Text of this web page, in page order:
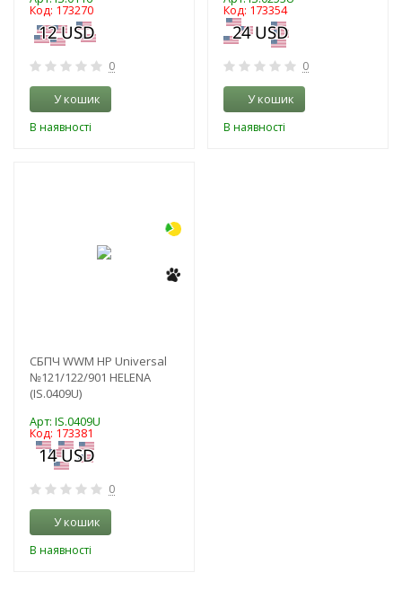
Код: 173270
0
У кошик
В наявності
Код: 173354
0
У кошик
В наявності
СБПЧ WWM HP Universal
№121/122/901 HELENA
(IS.0409U)
Арт: IS.0409U
Код: 173381
0
У кошик
В наявності